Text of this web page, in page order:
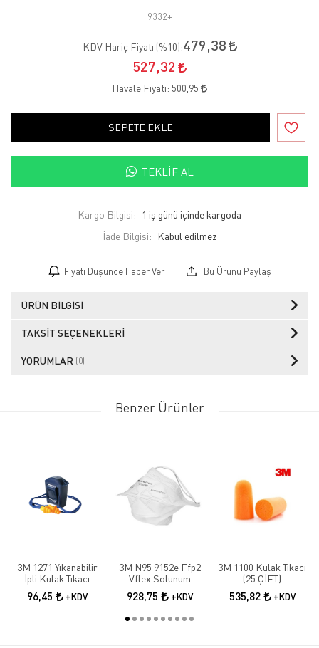
9332+
KDV Hariç Fiyatı (%10):479,38
527,32
Havale Fiyatı: 500,95
SEPETE EKLE
TEKLIF AL
Kargo Bilgisi:
1 iş günü içinde kargoda
İade Bilgisi:
Fiyatı Düşünce Haber Ver Bu Ürünü Paylaş
ÜRÜN BILGISI
TAKSIT SEÇENEKLERI
YORUMLAR (0)
Benzer Ürünler
3M 1271 Yıkanabilir
İpli Kulak Tıkacı
96,45 +KDV
3M N95 9152e Ffp2
Vflex Solunum
Maskesi 10 Adet
928,75 +KDV
3M 1100 Kulak Tıkacı
(25 ÇİFT)
535,82 +KDV